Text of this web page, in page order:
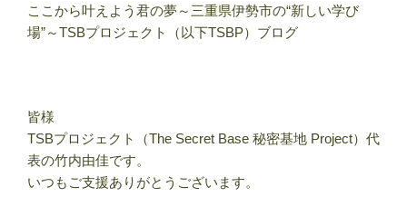
ここから叶えよう君の夢～三重県伊勢市の“新しい学び
場”～TSBプロジェクト（以下TSBP）ブログ
皆様
TSBプロジェクト（The Secret Base 秘密基地 Project）代
表の竹内由佳です。
いつもご支援ありがとうございます。